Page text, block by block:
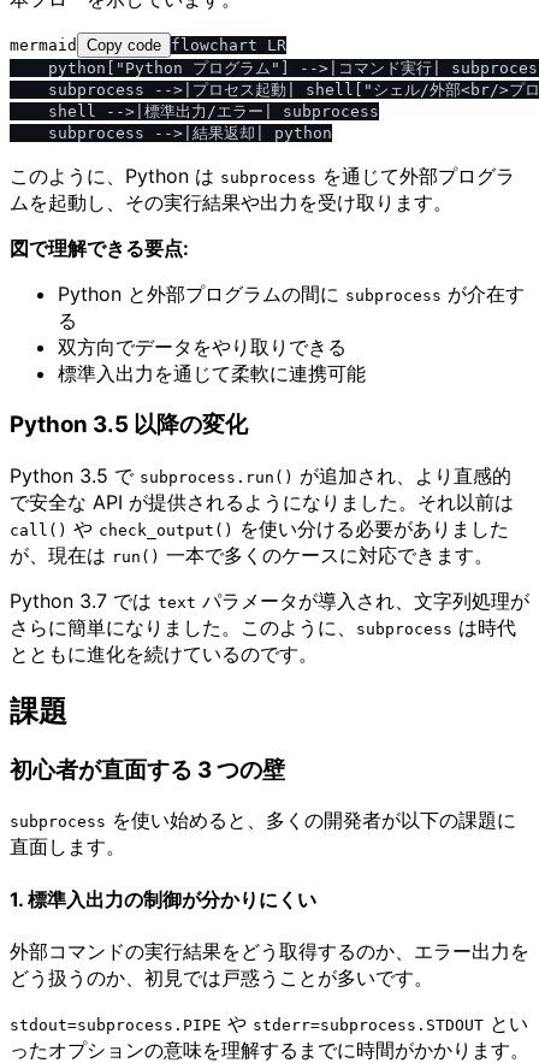
mermaid Copy code flowchart LR
python["Python プログラム"] -->|コマンド実行|
subprocess -->|プロセス起動| shell["シェル/外部<br/>プ
    shell -->|標準出力/エラー| subprocess
このように、Python は subprocess を通じて外部プログラ
ムを起動し、その実行結果や出力を受け取ります。
図で理解できる要点:
Python と外部プログラムの間に subprocess が介在す
る
双方向でデータをやり取りできる
標準入出力を通じて柔軟に連携可能
Python 3.5 以降の変化
Python 3.5 で subprocess.run() が追加され、より直感的
で安全な API が提供されるようになりました。それ以前は
call() や check_output()
を使い分ける必要がありました
が、現在は run() 一本で多くのケースに対応できます。
Python 3.7 では text パラメータが導入され、文字列処理が
さらに簡単になりました。このように、
subprocess は時代
とともに進化を続けているのです。
課題
初心者が直面する 3 つの壁
subprocess を使い始めると、多くの開発者が以下の課題に
直面します。
1. 標準入出力の制御が分かりにくい
外部コマンドの実行結果をどう取得するのか、エラー出力を
どう扱うのか、初見では戸惑うことが多いです。
stdout=subprocess.PIPE や stderr=subprocess.STDOUT とい
ったオプションの意味を理解するまでに時間がかかります。